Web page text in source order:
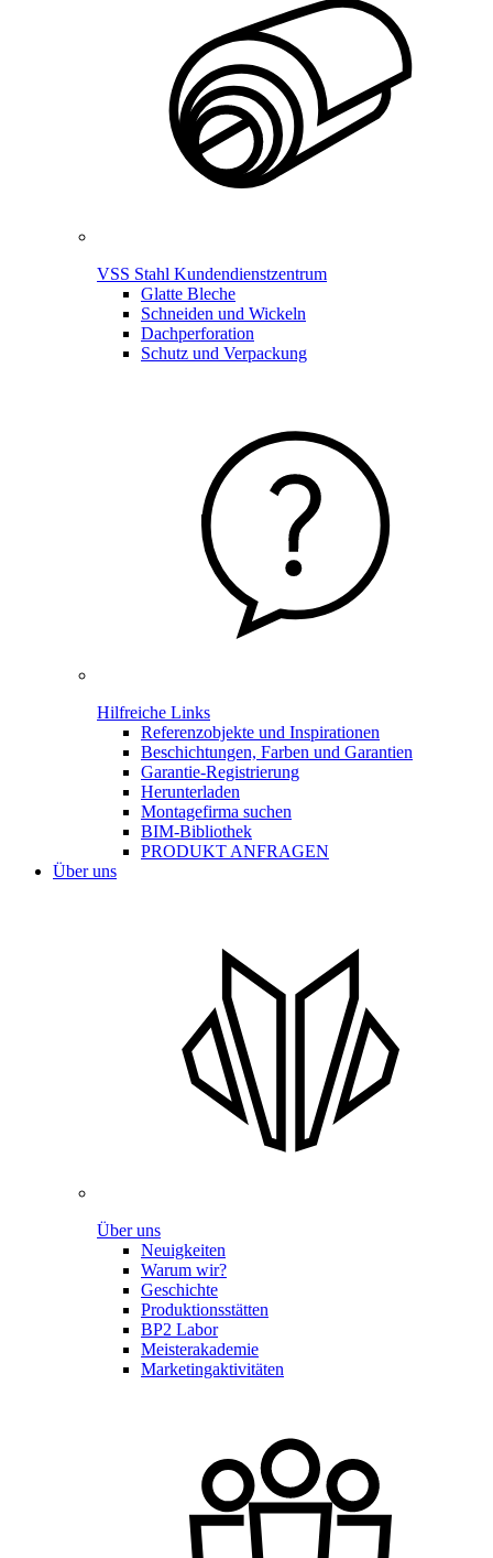
VSS Stahl Kundendienstzentrum
Glatte Bleche
Schneiden und Wickeln
Dachperforation
Schutz und Verpackung
Hilfreiche Links
Referenzobjekte und Inspirationen
Beschichtungen, Farben und Garantien
Garantie-Registrierung
Herunterladen
Montagefirma suchen
BIM-Bibliothek
PRODUKT ANFRAGEN
Über uns
Über uns
Neuigkeiten
Warum wir?
Geschichte
Produktionsstätten
BP2 Labor
Meisterakademie
Marketingaktivitäten